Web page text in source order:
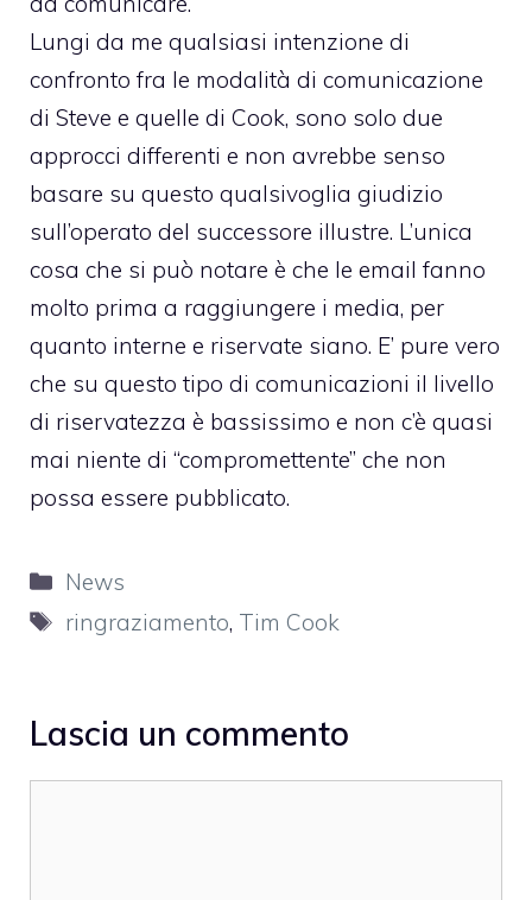
Lungi da me qualsiasi intenzione di
confronto fra le modalità di comunicazione
di Steve e quelle di Cook, sono solo due
approcci differenti e non avrebbe senso
basare su questo qualsivoglia giudizio
sull’operato del successore illustre. L’unica
cosa che si può notare è che le email fanno
molto prima a raggiungere i media, per
quanto interne e riservate siano. E’ pure vero
che su questo tipo di comunicazioni il livello
di riservatezza è bassissimo e non c’è quasi
mai niente di “compromettente” che non
possa essere pubblicato.
Categorie
News
Tag
ringraziamento, Tim Cook
Lascia un commento